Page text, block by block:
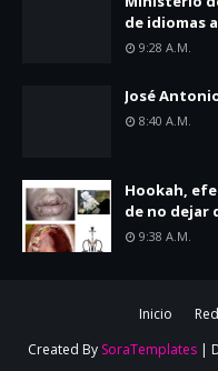
de idiomas
9:28 A.m.
José
8:40 A.m.
Hookah,
de no dejar
9:38 A.m.
Inicio
Created By SoraTemplates|